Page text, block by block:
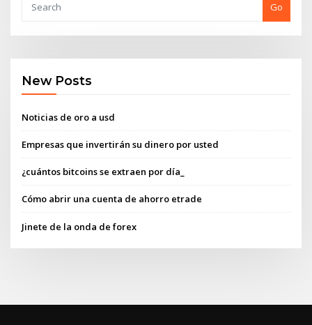
Go
New Posts
Noticias de oro a usd
Empresas que invertirán su dinero por usted
¿cuántos bitcoins se extraen por día_
Cómo abrir una cuenta de ahorro etrade
Jinete de la onda de forex